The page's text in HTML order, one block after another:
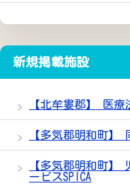
新規掲載施設
【北牟婁郡】 医
【多気郡明和町】
【多気郡明和町】
ービスSPICA